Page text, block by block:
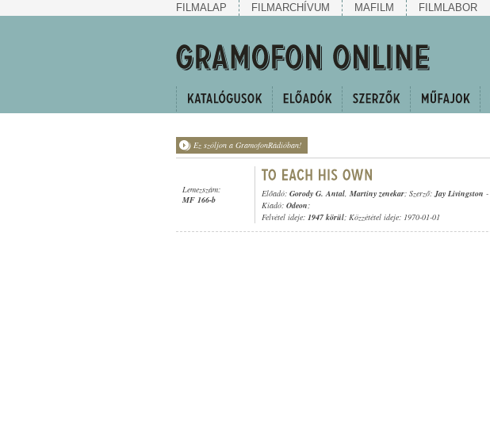
FILMALAP FILMARCHÍVUM MAFILM FILMLABOR
Ez szóljon a GramofonRádióban!
Lemezszám:
MF 166-b
Előadó: Gorody G. Antal, Martiny zenekar; Szerző:Jay Livingston -
Kiadó: Odeon;
Felvétel ideje: 1947 körül; Közzététel ideje: 1970-01-01